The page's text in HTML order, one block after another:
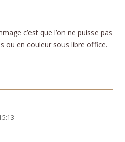
c’est que l’on ne puisse pas
ou en couleur sous libre office.